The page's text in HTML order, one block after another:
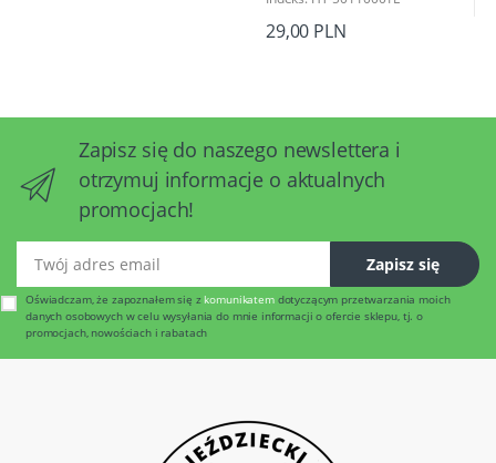
29,00 PLN
Zapisz się do naszego newslettera i
otrzymuj informacje o aktualnych
promocjach!
Zapisz się
Oświadczam, że zapoznałem się z komunikatemdotyczącym przetwarzania moich
danych osobowych w celu wysyłania do mnie informacji o ofercie sklepu, tj. o
promocjach, nowościach i rabatach